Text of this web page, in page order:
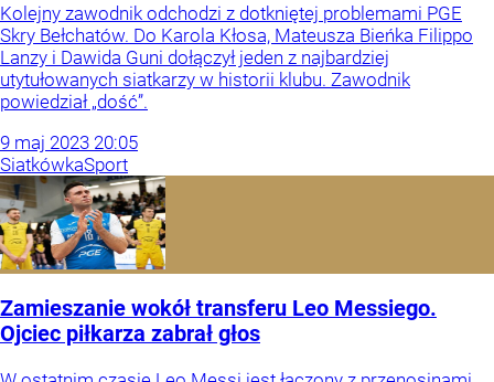
Kolejny zawodnik odchodzi z dotkniętej problemami PGE
Skry Bełchatów. Do Karola Kłosa, Mateusza Bieńka Filippo
Lanzy i Dawida Guni dołączył jeden z najbardziej
utytułowanych siatkarzy w historii klubu. Zawodnik
powiedział „dość”.
9 maj 2023 20:05
SiatkówkaSport
Zamieszanie wokół transferu Leo Messiego.
Ojciec piłkarza zabrał głos